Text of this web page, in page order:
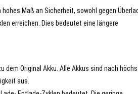
Maß an Sicherheit, sowohl gegen
erreichen. Dies bedeutet eine längere
dem Original Akku. Alle Akkus sind nach
aus.